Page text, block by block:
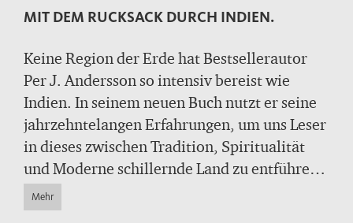
MIT DEM RUCKSACK DURCH INDIEN.
Keine Region der Erde hat Bestsellerautor
Per J. Andersson so intensiv bereist wie
Indien. In seinem neuen Buch nutzt er seine
jahrzehntelangen Erfahrungen, um uns Leser
in dieses zwischen Tradition, Spiritualität
und Moderne schillernde Land zu entführen.
Ein glänzend geschriebenes, bereicherndes
Buch für alle, die nach Indien reisen wollen
Mehr